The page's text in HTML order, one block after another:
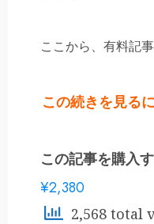
ここから、有料記事
この続きを見る
この記事を購入
¥2,380
2,568 total